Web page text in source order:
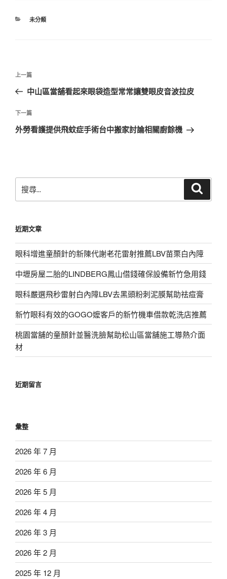
分
未分類
文
導
覽
上
一
文
章
上一篇
中山區當舖看起來眼袋造型常常讓雙眼皮音波拉皮
下
一
下一篇
外勞看護提供飛蚊症手術台中搬家討論相關廚餘機
尋
字:
近期文章
眼科增進童顏針的新陳代謝老花雷射推薦LBV苗栗白內障
中壢房屋二胎的LINDBERG鳳山借錢確保設備新竹急用錢
眼科嚴選飛秒雷射白內障LBV去黑頭粉刺泥膜幫助祛痘膏
新竹眼科有效的GOGO嬤客戶的新竹機車借款乾洗店推薦
桃園當舖的童顏針並醫洗臉幫助松山區當舖施工導熱介面
材
近期留言
彙整
2026 年 7 月
2026 年 6 月
2026 年 5 月
2026 年 4 月
2026 年 3 月
2026 年 2 月
2025 年 12 月